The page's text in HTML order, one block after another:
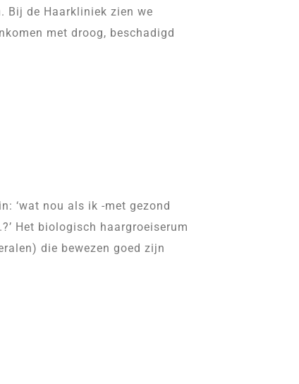
Bij de Haarkliniek zien we
met droog, beschadigd
‘wat nou als ik -met gezond
Het biologisch haargroeiserum
die bewezen goed zijn